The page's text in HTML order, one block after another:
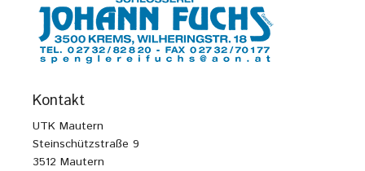
Kontakt
UTK Mautern
Steinschützstraße 9
3512 Mautern